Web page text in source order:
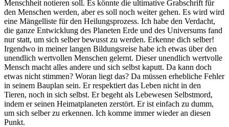
Menschheit notieren soll. Es könnte die ultimative Grabschrift für
den Menschen werden, aber es soll noch weiter gehen. Es wird wird
eine Mängelliste für den Heilungsprozess. Ich habe den Verdacht,
die ganze Entwicklung des Planeten Erde und des Universums fand
nur statt, um sich selber bewusst zu werden. Erkenne dich selber!
Irgendwo in meiner langen Bildungsreise habe ich etwas über den
unendlich wertvollen Menschen gelernt. Dieser unendlich wertvolle
Mensch macht alles andere und sich selbst kaputt. Da kann doch
etwas nicht stimmen? Woran liegt das? Da müssen erhebliche Fehler
in seinem Bauplan sein. Er respektiert das Leben nicht in den
Tieren, noch in sich selbst. Er begeht als Lebewesen Selbstmord,
indem er seinen Heimatplaneten zerstört. Er ist einfach zu dumm,
um sich selber zu erkennen. Ich komme immer wieder an diesen
Punkt.